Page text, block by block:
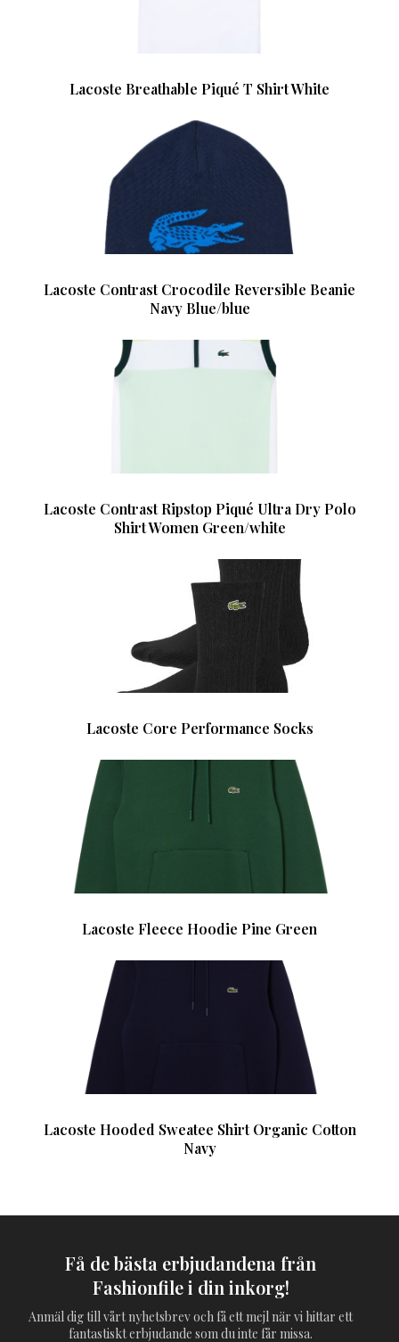
Lacoste Breathable Piqué T Shirt White
Lacoste Contrast Crocodile Reversible Beanie
Navy Blue/blue
Lacoste Contrast Ripstop Piqué Ultra Dry Polo
Shirt Women Green/white
Lacoste Core Performance Socks
Lacoste Fleece Hoodie Pine Green
Lacoste Hooded Sweatee Shirt Organic Cotton
Navy
Få de bästa erbjudandena från
Fashionfile i din inkorg!
Anmäl dig till vårt nyhetsbrev och få ett mejl när vi hittar ett
fantastiskt erbjudande som du inte får missa.